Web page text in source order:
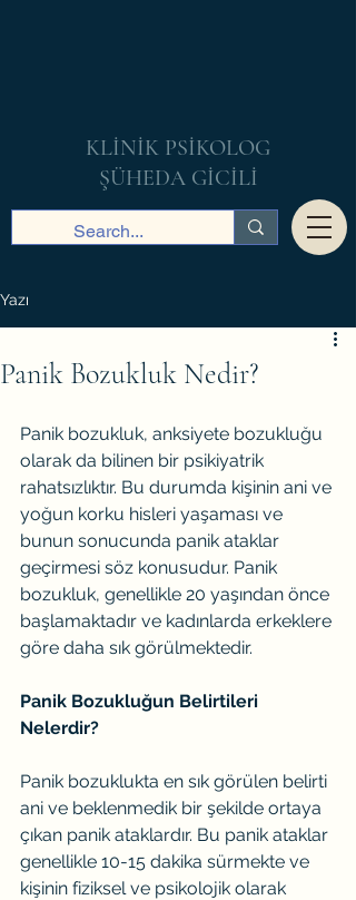
KLİNİK PSİKOLOG
ŞÜHEDA GİCİLİ
Yazı
Panik Bozukluk Nedir?
Panik bozukluk, anksiyete bozukluğu
olarak da bilinen bir psikiyatrik
rahatsızlıktır. Bu durumda kişinin ani ve
yoğun korku hisleri yaşaması ve
bunun sonucunda panik ataklar
geçirmesi söz konusudur. Panik
bozukluk, genellikle 20 yaşından önce
başlamaktadır ve kadınlarda erkeklere
göre daha sık görülmektedir.
Panik Bozukluğun Belirtileri
Nelerdir?
Panik bozuklukta en sık görülen belirti
ani ve beklenmedik bir şekilde ortaya
çıkan panik ataklardır. Bu panik ataklar
genellikle 10-15 dakika sürmekte ve
kişinin fiziksel ve psikolojik olarak